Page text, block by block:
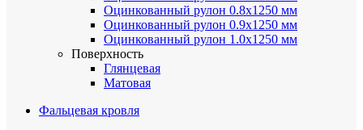
Оцинкованный рулон 0.8х1250 мм
Оцинкованный рулон 0.9х1250 мм
Оцинкованный рулон 1.0х1250 мм
Поверхность
Глянцевая
Матовая
Фальцевая кровля